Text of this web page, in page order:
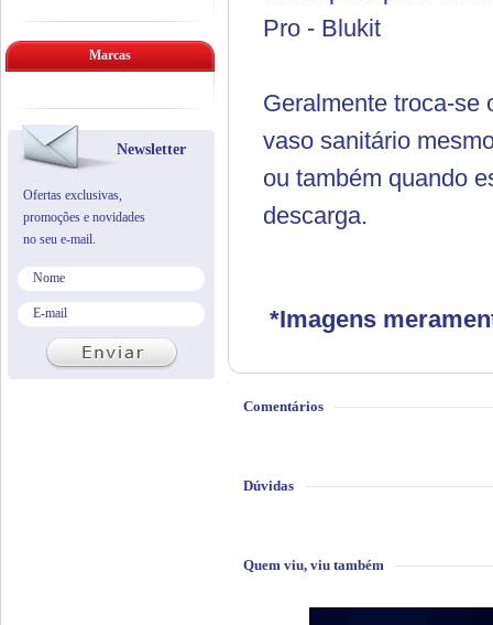
Pro - Blukit
Geralmente troca-se
vaso sanitário
ou também quando
descarga.
*Imagens
Comentários
Dúvidas
Quem viu, viu também
Marcas
Newsletter
Ofertas exclusivas,
promoções e novidades
no seu e-mail.